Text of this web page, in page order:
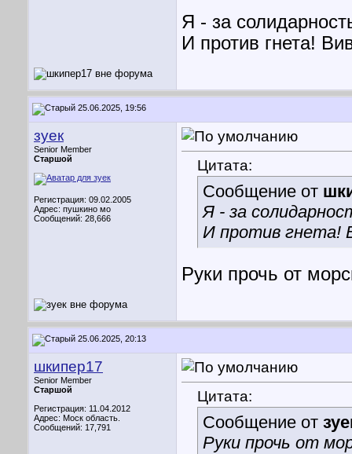
Я - за
И против гнета!
25.06.2025, 19:56
зуек
Senior Member
Старшой
Регистрация: 09.02.2005
Адрес: пушкино мо
Сообщений: 28,666
Цитата:
Сообщение от
Я - за
И против гнета!
Руки прочь от
25.06.2025, 20:13
шкипер17
Senior Member
Старшой
Регистрация: 11.04.2012
Адрес: Моск область.
Сообщений: 17,791
Цитата:
Сообщение от
Руки прочь от